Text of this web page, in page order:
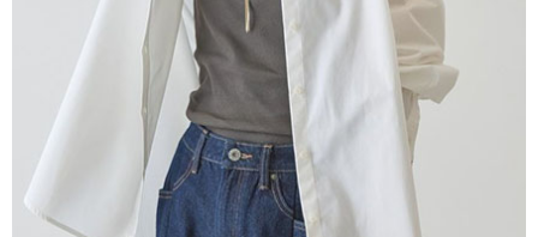
由本公司與您本人進行分期帳單所需資料之確認、核對及更正。
3.完整用戶服務條款，請詳閱以下連結： https://oppay.tw/userRule
是否繳費成功／繳費後需取消欲退款等相關疑問，請聯繫「AFTEE先享後付
客戶支援中心」
https://netprotections.freshdesk.com/support/home
【注意事項】
１．透過由恩沛科技股份有限公司提供之「AFTEE先享後付」服務完成之交
易，需依本服務之必要範圍內提供個人資料，並將交易相關給付款項請求債
權轉讓予恩沛科技股份有限公司。
２．關於個人資料處理事宜，請瀏覽以下網址：
https://aftee.tw/terms/#terms3
３．未成年的使用者請事先徵得法定代理人或監護人之同意方可使用
「AFTEE先享後付」，若未經同意申辦者引起之損失，本公司不負相關責
每筆NT$60，滿NT$888(含以上)免運費
7-11取貨付款
每筆NT$60，滿NT$888(含以上)免運費
7-11純取貨
每筆NT$60，滿NT$888(含以上)免運費
宅配